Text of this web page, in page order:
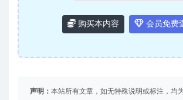
购买本内容 会员免费
声明： 本站所有文章，如无特殊说明或标注，均